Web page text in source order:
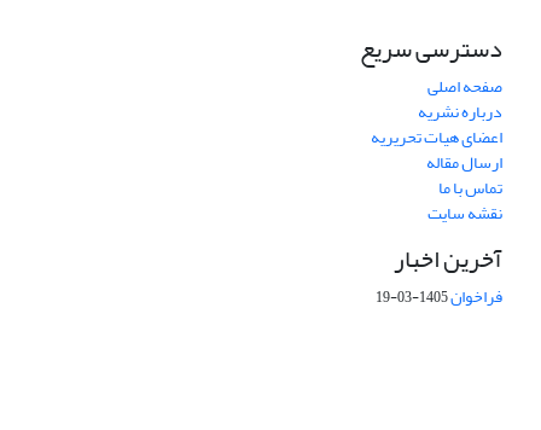
دسترسی سریع
صفحه اصلی
درباره نشریه
اعضای هیات تحریریه
ارسال مقاله
تماس با ما
نقشه سایت
آخرین اخبار
فراخوان1405-03-19